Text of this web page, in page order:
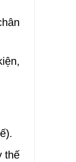
thế